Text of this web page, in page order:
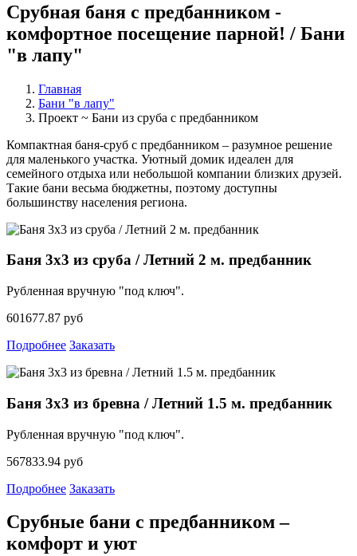
Срубная баня с предбанником -
комфортное посещение парной! / Бани
"в лапу"
Главная
Бани "в лапу"
Проект ~ Бани из сруба с предбанником
Компактная баня-сруб с предбанником – разумное решение
для маленького участка. Уютный домик идеален для
семейного отдыха или небольшой компании близких друзей.
Такие бани весьма бюджетны, поэтому доступны
большинству населения региона.
Баня 3х3 из сруба / Летний 2 м. предбанник
Рубленная вручную "под ключ".
601677.87 руб
Подробнее Заказать
Баня 3х3 из бревна / Летний 1.5 м. предбанник
Рубленная вручную "под ключ".
567833.94 руб
Подробнее Заказать
Срубные бани с предбанником –
комфорт и уют